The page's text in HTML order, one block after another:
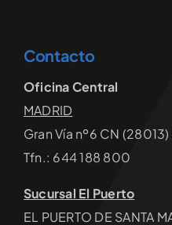
Contacto
Oficina Central
MADRID
Gran Vía nº6 CN
Tfn.: 644 188 800
Sucursal El Puerto
EL PUERTO DE SANTA